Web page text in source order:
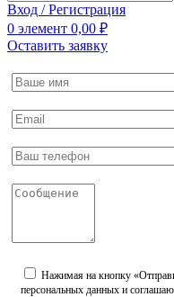
Вход / Регистрация
0 элемент 0,00 ₽
Оставить заявку
Нажимая на кнопку
персональных данных и